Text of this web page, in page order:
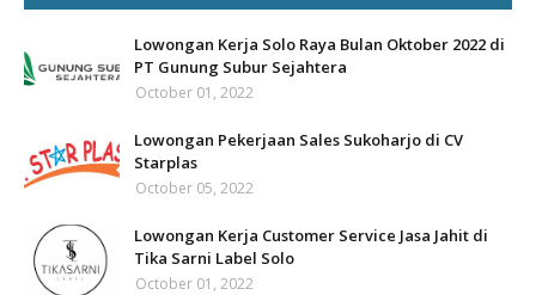
Lowongan Kerja Solo Raya Bulan Oktober 2022 di
PT Gunung Subur Sejahtera
October 01, 2022
Lowongan Pekerjaan Sales Sukoharjo di CV
Starplas
October 05, 2022
Lowongan Kerja Customer Service Jasa Jahit di
Tika Sarni Label Solo
October 01, 2022